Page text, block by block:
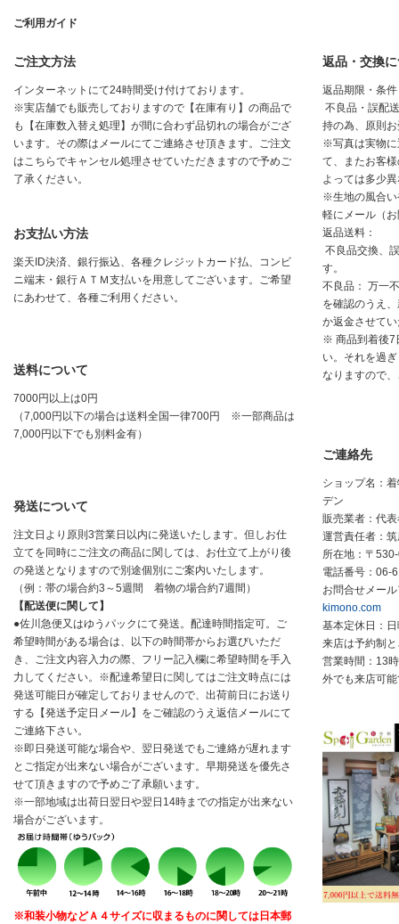
ご利用ガイド
ご注文方法
インターネットにて24時間受け付けております。
※実店舗でも販売しておりますので【在庫有り】の商品で
も【在庫数入替え処理】が間に合わず品切れの場合がござ
います。その際はメールにてご連絡させ頂きます。ご注文
はこちらでキャンセル処理させていただきますので予めご
了承ください。
お支払い方法
楽天ID決済、銀行振込、各種クレジットカード払、コンビ
ニ端末・銀行ＡＴＭ支払いを用意してございます。ご希望
にあわせて、各種ご利用ください。
送料について
7000円以上は0円
（7,000円以下の場合は送料全国一律700円 ※一部商品は
7,000円以下でも別料金有）
発送について
注文日より原則3営業日以内に発送いたします。但しお仕
立てを同時にご注文の商品に関しては、お仕立て上がり後
の発送となりますので別途個別にご案内いたします。
（例：帯の場合約3～5週間 着物の場合約7週間）
【配送便に関して】
●佐川急便又はゆうパックにて発送。配達時間指定可。ご
希望時間がある場合は、以下の時間帯からお選びいただ
き、ご注文内容入力の際、フリー記入欄に希望時間を手入
力してください。※配達希望日に関してはご注文時点には
発送可能日が確定しておりませんので、出荷前日にお送り
する【発送予定日メール】をご確認のうえ返信メールにて
ご連絡下さい。
※即日発送可能な場合や、翌日発送でもご連絡が遅れます
とご指定が出来ない場合がございます。早期発送を優先さ
せて頂きますので予めご了承願います。
※一部地域は出荷日翌日や翌日14時までの指定が出来ない
場合がございます。
※和装小物などＡ４サイズに収まるものに関しては日本郵
返品・交換
返品期限・条件
不良品・誤配
持の為、原則
※写真は実物に
て、またお客
よっては多少
※生地の風合い
軽にメール（
返品送料：
不良品交換、
す。
不良品： 万一
を確認のうえ
か返金させて
※ 商品到着後7
い。それを過
なりますので
ご連絡先
ショップ名：
デン
販売業者：代
運営責任者：
所在地：〒
電話番号： 06-
お問合せメー
kimono.com
基本定休日：
来店は予約制
営業時間：13
外でも来店可